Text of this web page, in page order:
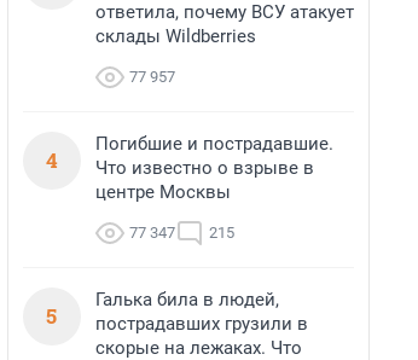
ответила, почему ВСУ атакует
склады Wildberries
77 957
4
Погибшие и пострадавшие.
Что известно о взрыве в
центре Москвы
77 347 215
5
Галька била в людей,
пострадавших грузили в
скорые на лежаках. Что